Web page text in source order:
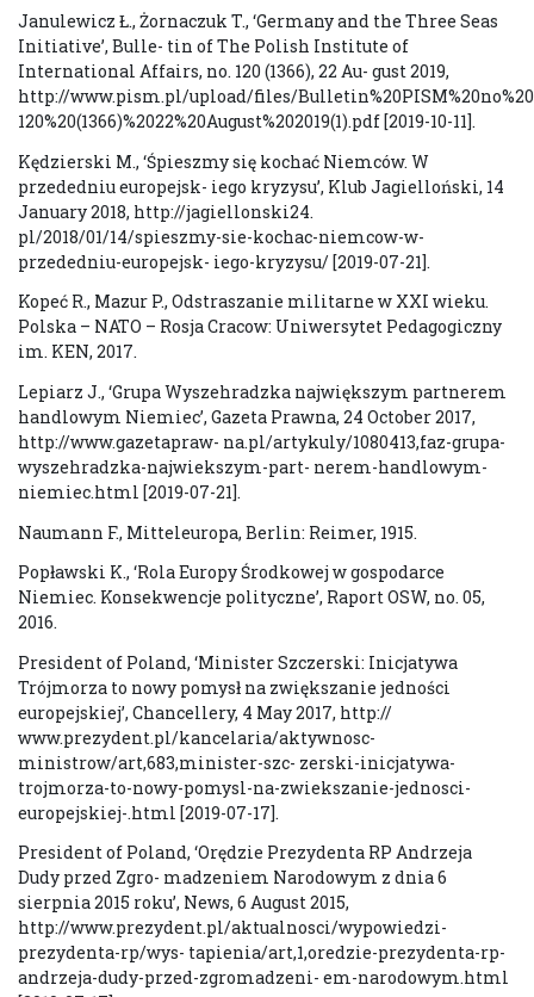
Janulewicz Ł., Żornaczuk T., ‘Germany and the Three Seas
Initiative’, Bulle- tin of The Polish Institute of
International Affairs, no. 120 (1366), 22 Au- gust 2019,
http://www.pism.pl/upload/files/Bulletin%20PISM%20no%20
120%20(1366)%2022%20August%202019(1).pdf [2019-10-11].
Kędzierski M., ‘Śpieszmy się kochać Niemców. W
przededniu europejsk- iego kryzysu’, Klub Jagielloński, 14
January 2018, http://jagiellonski24.
pl/2018/01/14/spieszmy-sie-kochac-niemcow-w-
przededniu-europejsk- iego-kryzysu/ [2019-07-21].
Kopeć R., Mazur P., Odstraszanie militarne w XXI wieku.
Polska – NATO – Rosja Cracow: Uniwersytet Pedagogiczny
im. KEN, 2017.
Lepiarz J., ‘Grupa Wyszehradzka największym partnerem
handlowym Niemiec’, Gazeta Prawna, 24 October 2017,
http://www.gazetapraw- na.pl/artykuly/1080413,faz-grupa-
wyszehradzka-najwiekszym-part- nerem-handlowym-
niemiec.html [2019-07-21].
Naumann F., Mitteleuropa, Berlin: Reimer, 1915.
Popławski K., ‘Rola Europy Środkowej w gospodarce
Niemiec. Konsekwencje polityczne’, Raport OSW, no. 05,
2016.
President of Poland, ‘Minister Szczerski: Inicjatywa
Trójmorza to nowy pomysł na zwiększanie jedności
europejskiej’, Chancellery, 4 May 2017, http://
www.prezydent.pl/kancelaria/aktywnosc-
ministrow/art,683,minister-szc- zerski-inicjatywa-
trojmorza-to-nowy-pomysl-na-zwiekszanie-jednosci-
europejskiej-.html [2019-07-17].
President of Poland, ‘Orędzie Prezydenta RP Andrzeja
Dudy przed Zgro- madzeniem Narodowym z dnia 6
sierpnia 2015 roku’, News, 6 August 2015,
http://www.prezydent.pl/aktualnosci/wypowiedzi-
prezydenta-rp/wys- tapienia/art,1,oredzie-prezydenta-rp-
andrzeja-dudy-przed-zgromadzeni- em-narodowym.html